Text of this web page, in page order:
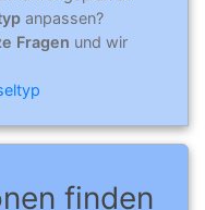
anpassen?
Fragen und wir
finden